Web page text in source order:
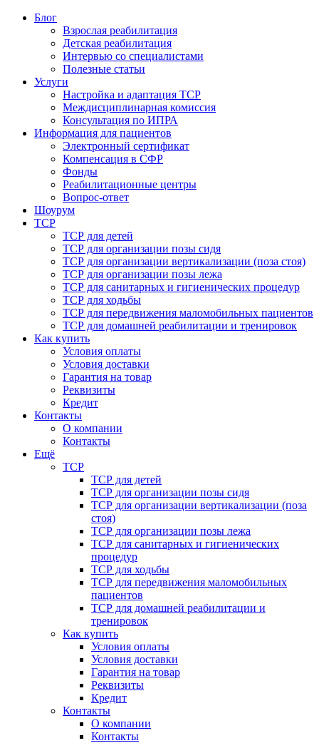
Блог
Взрослая реабилитация
Детская реабилитация
Интервью со специалистами
Полезные статьи
Услуги
Настройка и адаптация ТСР
Междисциплинарная комиссия
Консультация по ИПРА
Информация для пациентов
Электронный сертификат
Компенсация в СФР
Фонды
Реабилитационные центры
Вопрос-ответ
Шоурум
ТСР
ТСР для детей
ТСР для организации позы сидя
ТСР для организации вертикализации (поза стоя)
ТСР для организации позы лежа
ТСР для санитарных и гигиенических процедур
ТСР для ходьбы
ТСР для передвижения маломобильных пациентов
ТСР для домашней реабилитации и тренировок
Как купить
Условия оплаты
Условия доставки
Гарантия на товар
Реквизиты
Кредит
Контакты
О компании
Контакты
Ещё
ТСР
ТСР для детей
ТСР для организации позы сидя
ТСР для организации вертикализации (поза
стоя)
ТСР для организации позы лежа
ТСР для санитарных и гигиенических
процедур
ТСР для ходьбы
ТСР для передвижения маломобильных
пациентов
ТСР для домашней реабилитации и
тренировок
Как купить
Условия оплаты
Условия доставки
Гарантия на товар
Реквизиты
Кредит
Контакты
О компании
Контакты